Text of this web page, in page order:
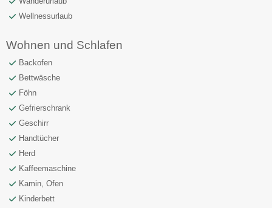
Wellnessurlaub
Wohnen und Schlafen
Backofen
Bettwäsche
Föhn
Gefrierschrank
Geschirr
Handtücher
Herd
Kaffeemaschine
Kamin, Ofen
Kinderbett